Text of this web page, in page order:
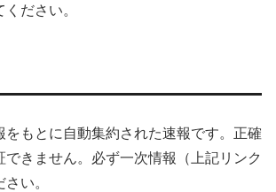
ださい。
をもとに自動集約された速報です。正確
できません。必ず一次情報（上記リンク
い。